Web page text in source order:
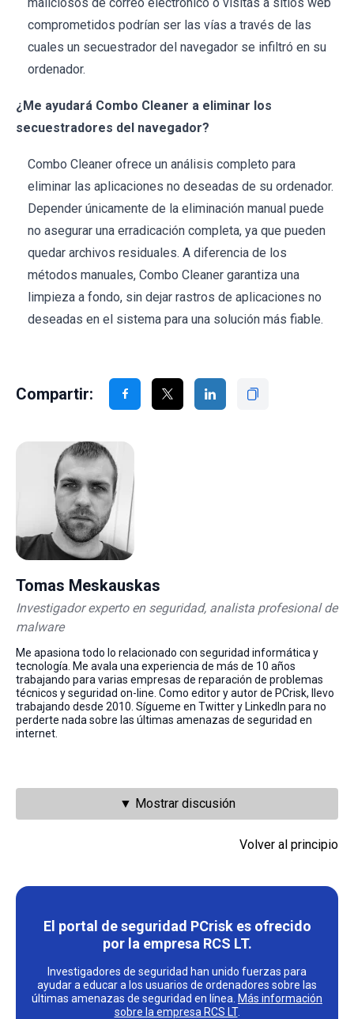
comprometidos podrían ser las vías a través de las
cuales un secuestrador del navegador se infiltró en su
ordenador.
¿Me ayudará Combo Cleaner a eliminar los
secuestradores del navegador?
Combo Cleaner ofrece un análisis completo para
eliminar las aplicaciones no deseadas de su ordenador.
Depender únicamente de la eliminación manual puede
no asegurar una erradicación completa, ya que pueden
quedar archivos residuales. A diferencia de los
métodos manuales, Combo Cleaner garantiza una
limpieza a fondo, sin dejar rastros de aplicaciones no
deseadas en el sistema para una solución más fiable.
Compartir:
Tomas Meskauskas
Investigador experto en seguridad, analista profesional de
malware
Me apasiona todo lo relacionado con seguridad informática y
tecnología. Me avala una experiencia de más de 10 años
trabajando para varias empresas de reparación de problemas
técnicos y seguridad on-line. Como editor y autor de PCrisk, llevo
trabajando desde 2010. Sígueme en Twitter y LinkedIn para no
perderte nada sobre las últimas amenazas de seguridad en
internet.
▼ Mostrar discusión
Volver al principio
El portal de seguridad PCrisk es ofrecido
por la empresa RCS LT.
Investigadores de seguridad han unido fuerzas para
ayudar a educar a los usuarios de ordenadores sobre las
últimas amenazas de seguridad en línea. Más información
sobre la empresa RCS LT.